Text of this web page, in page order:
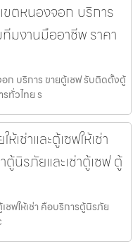
ขตหนองจอก บริการ
มงานมืออาชีพ ราคา
ก บริการ ขายตู้เซฟ รับติดตั้งตู้
ทั่วไทย ร
ช่าและตู้เซฟให้เช่า
นิรภัยและเช่าตู้เซฟ ตู้
ซฟให้เช่า คือบริการตู้นิรภัย